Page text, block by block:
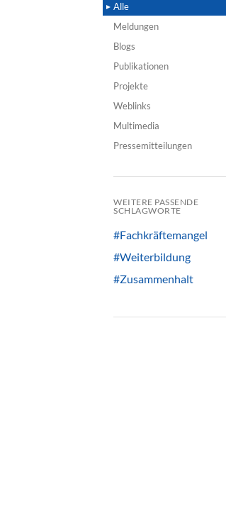
Alle
Meldungen
Blogs
Publikationen
Projekte
Weblinks
Multimedia
Pressemitteilungen
WEITERE PASSENDE
SCHLAGWORTE
#Fachkräftemangel
#Weiterbildung
#Zusammenhalt